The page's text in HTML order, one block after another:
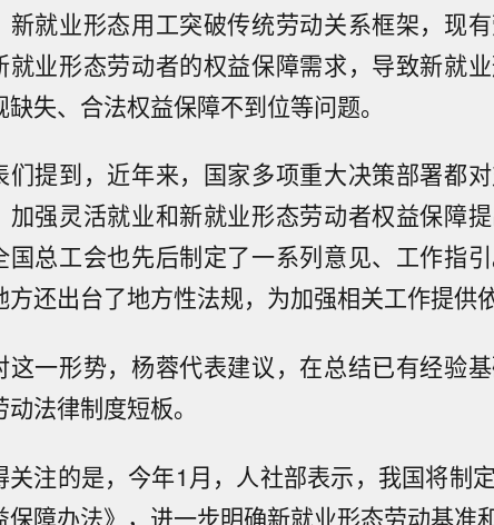
新就业形态用工突破传统劳动关系框架，现
就业形态劳动者的权益保障需求，导致新就
缺失、合法权益保障不到位等问题。
们提到，近年来，国家多项重大决策部署都
加强灵活就业和新就业形态劳动者权益保障
国总工会也先后制定了一系列意见、工作指
方还出台了地方性法规，为加强相关工作提供
这一形势，杨蓉代表建议，在总结已有经验
动法律制度短板。
关注的是，今年1月，人社部表示，我国将制
保障办法》，进一步明确新就业形态劳动基准